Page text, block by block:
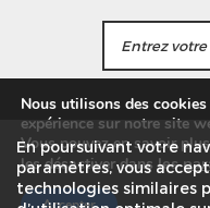
Nos Magasins
Plan du
En poursuivant votre
paramètres, vous
technologies similaires
Nous utilisons des
expérience sur notre site
Vous pouvez en savoir
les désactiver dans les